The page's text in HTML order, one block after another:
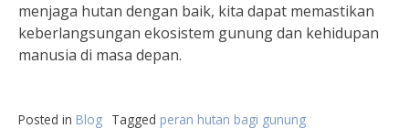
menjaga hutan dengan baik, kita dapat memastikan
keberlangsungan ekosistem gunung dan kehidupan
manusia di masa depan.
Posted in Blog Tagged peran hutan bagi gunung